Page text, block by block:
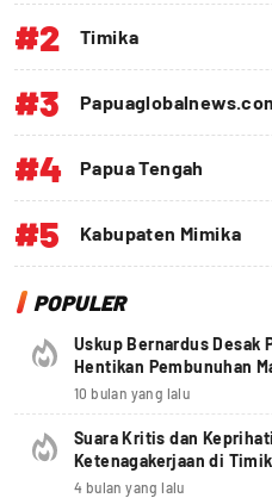
#2 Timika
#3
#4 Papua Tengah
#5 Kabupaten Mimika
POPULER
Uskup Bernardus Desak
Hentikan Pembunuhan
10 bulan yang lalu
Suara Kritis dan
Ketenagakerjaan di
4 bulan yang lalu